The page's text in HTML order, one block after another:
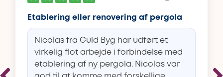
Etablering eller renovering af pergola
Nicolas fra Guld Byg har udført et
virkelig flot arbejde i forbindelse med
etablering af ny pergola. Nicolas var